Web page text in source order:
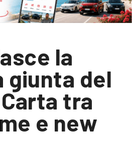
la
giunta del
tra
e new